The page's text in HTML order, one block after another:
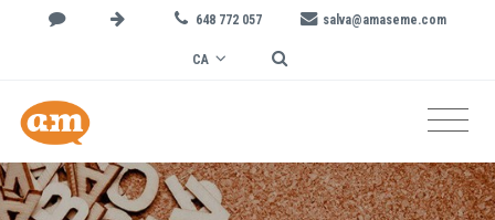
648 772 057 salva@amaseme.com
CA